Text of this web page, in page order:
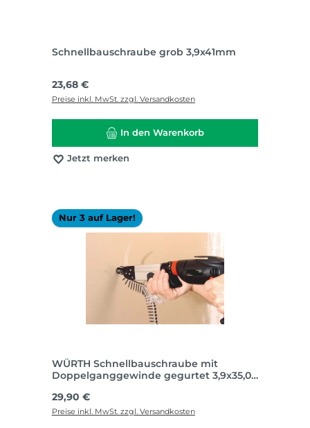
Schnellbauschraube grob 3,9x41mm
Regulärer Preis:
23,68 €
Preise inkl. MwSt. zzgl. Versandkosten
In den Warenkorb
Jetzt merken
Nur 3 auf Lager!
WÜRTH Schnellbauschraube mit
Doppelganggewinde gegurtet 3,9x35,0
Regulärer Preis:
29,90 €
Preise inkl. MwSt. zzgl. Versandkosten